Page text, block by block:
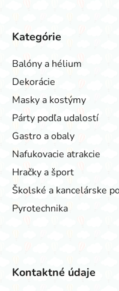
Kategórie
Balóny a hélium
Dekorácie
Masky a kostýmy
Párty podľa udalostí
Gastro a obaly
Nafukovacie atrakcie
Hračky a šport
Školské a kancelárske
Pyrotechnika
Kontaktné údaje